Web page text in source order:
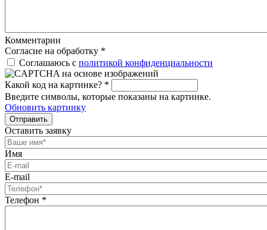
Комментарии
Согласие на обработку *
Соглашаюсь с политикой конфиденциальности
Какой код на картинке? *
Введите символы, которые показаны на картинке.
Обновить картинку
Отправить
Оставить заявку
Имя
E-mail
Телефон *